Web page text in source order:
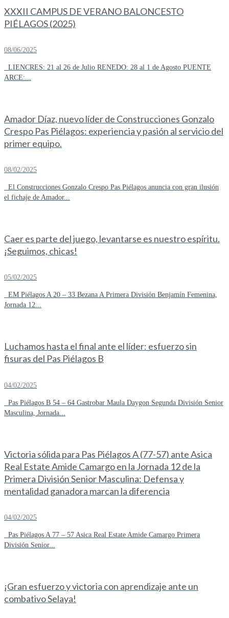
XXXII CAMPUS DE VERANO BALONCESTO
PIÉLAGOS (2025)
08/06/2025
LIENCRES: 21 al 26 de Julio RENEDO: 28 al 1 de Agosto PUENTE
ARCE:...
Amador Díaz, nuevo líder de Construcciones Gonzalo
Crespo Pas Piélagos: experiencia y pasión al servicio del
primer equipo.
08/02/2025
El Construcciones Gonzalo Crespo Pas Piélagos anuncia con gran ilusión
el fichaje de Amador...
Caer es parte del juego, levantarse es nuestro espíritu.
¡Seguimos, chicas!
05/02/2025
EM Piélagos A 20 – 33 Bezana A Primera División Benjamín Femenina,
Jornada 12...
Luchamos hasta el final ante el líder: esfuerzo sin
fisuras del Pas Piélagos B
04/02/2025
Pas Piélagos B 54 – 64 Gastrobar Maula Daygon Segunda División Senior
Masculina, Jornada...
Victoria sólida para Pas Piélagos A (77-57) ante Asica
Real Estate Amide Camargo en la Jornada 12 de la
Primera División Senior Masculina: Defensa y
mentalidad ganadora marcan la diferencia
04/02/2025
Pas Piélagos A 77 – 57 Asica Real Estate Amide Camargo Primera
División Senior...
¡Gran esfuerzo y victoria con aprendizaje ante un
combativo Selaya!